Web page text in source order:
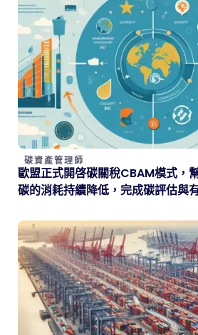
碳資產管理師
歐盟正式開啓碳關稅CBAM模式，
碳的消耗持續降低，完成碳評估與